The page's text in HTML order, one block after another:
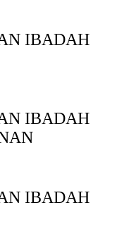
IBADAH
IBADAH
IBADAH